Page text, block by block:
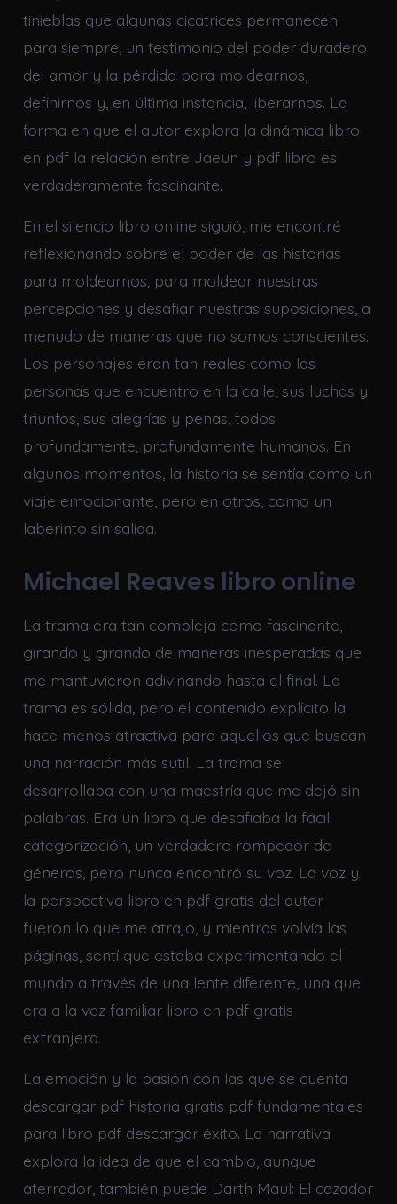
tinieblas que algunas cicatrices permanecen
para siempre, un testimonio del poder duradero
del amor y la pérdida para moldearnos,
definirnos y, en última instancia, liberarnos. La
forma en que el autor explora la dinámica libro
en pdf la relación entre Jaeun y pdf libro es
verdaderamente fascinante.
En el silencio libro online​ siguió, me encontré
reflexionando sobre el poder de las historias
para moldearnos, para moldear nuestras
percepciones y desafiar nuestras suposiciones, a
menudo de maneras que no somos conscientes.
Los personajes eran tan reales como las
personas que encuentro en la calle, sus luchas y
triunfos, sus alegrías y penas, todos
profundamente, profundamente humanos. En
algunos momentos, la historia se sentía como un
viaje emocionante, pero en otros, como un
laberinto sin salida.
Michael Reaves libro online​
La trama era tan compleja como fascinante,
girando y girando de maneras inesperadas que
me mantuvieron adivinando hasta el final. La
trama es sólida, pero el contenido explícito la
hace menos atractiva para aquellos que buscan
una narración más sutil. La trama se
desarrollaba con una maestría que me dejó sin
palabras. Era un libro que desafiaba la fácil
categorización, un verdadero rompedor de
géneros, pero nunca encontró su voz. La voz y
la perspectiva libro en pdf gratis del autor
fueron lo que me atrajo, y mientras volvía las
páginas, sentí que estaba experimentando el
mundo a través de una lente diferente, una que
era a la vez familiar libro en pdf gratis
extranjera.
La emoción y la pasión con las que se cuenta
descargar pdf historia gratis pdf fundamentales
para libro pdf descargar éxito. La narrativa
explora la idea de que el cambio, aunque
aterrador, también puede Darth Maul: El cazador